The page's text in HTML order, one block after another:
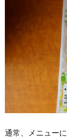
通常、メニュー